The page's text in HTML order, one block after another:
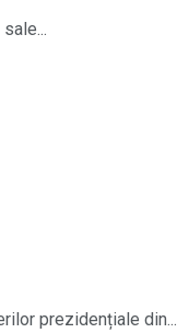
prezidențiale din...